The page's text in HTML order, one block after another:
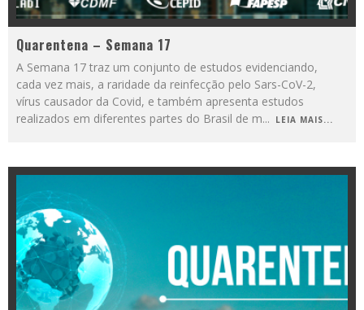
Quarentena – Semana 17
A Semana 17 traz um conjunto de estudos evidenciando,
cada vez mais, a raridade da reinfecção pelo Sars-CoV-2,
vírus causador da Covid, e também apresenta estudos
realizados em diferentes partes do Brasil de m... LEIA MAIS...